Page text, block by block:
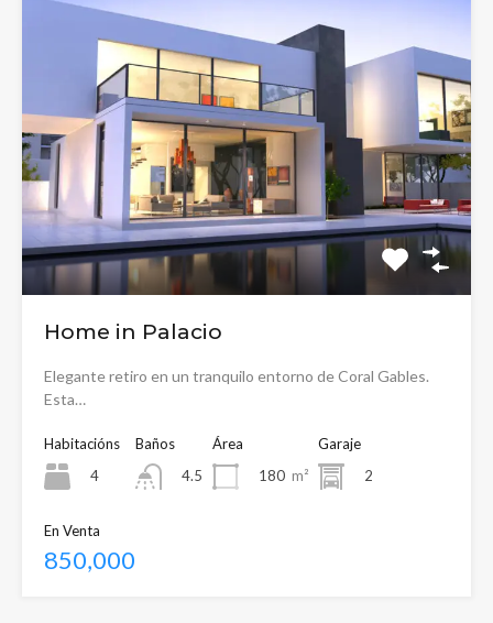
Home in Palacio
Elegante retiro en un tranquilo entorno de Coral Gables.
Esta…
Habitacións
4
Baños
4.5
Área
180 m²
Garaje
2
En Venta
850,000